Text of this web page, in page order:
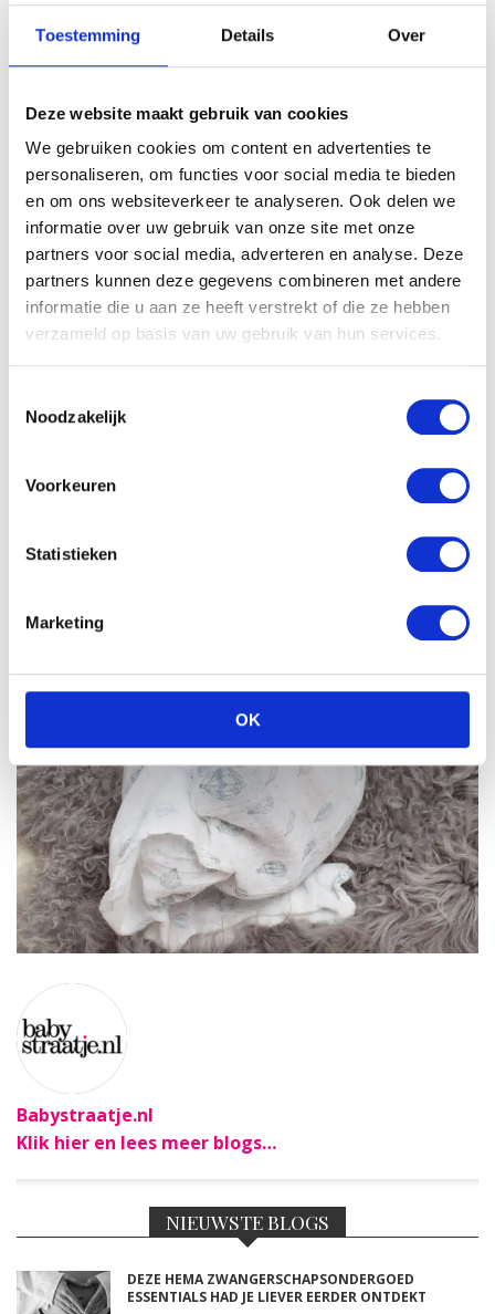
Toestemming Details Over
Deze website maakt gebruik van cookies
We gebruiken cookies om content en advertenties te
personaliseren, om functies voor social media te bieden
en om ons websiteverkeer te analyseren. Ook delen we
informatie over uw gebruik van onze site met onze
partners voor social media, adverteren en analyse. Deze
partners kunnen deze gegevens combineren met andere
informatie die u aan ze heeft verstrekt of die ze hebben
verzameld op basis van uw gebruik van hun services.
Noodzakelijk
Voorkeuren
Statistieken
Marketing
OK
Babystraatje.nl
Klik hier en lees meer blogs…
NIEUWSTE BLOGS
DEZE HEMA ZWANGERSCHAPSONDERGOED
ESSENTIALS HAD JE LIEVER EERDER ONTDEKT